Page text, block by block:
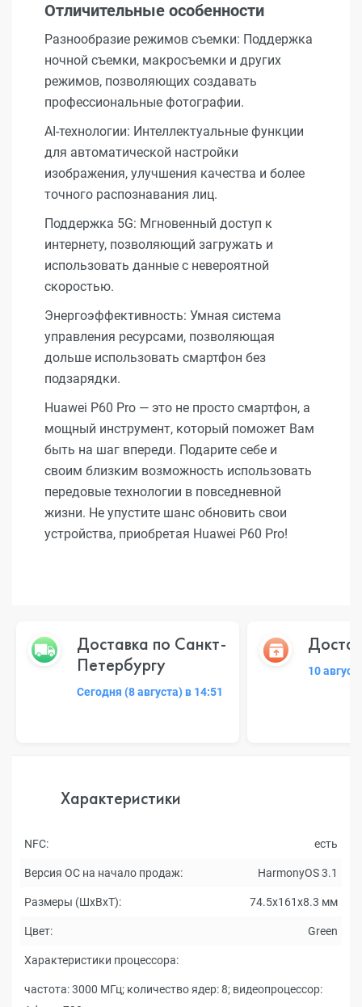
Отличительные особенности
Разнообразие режимов съемки: Поддержка
ночной съемки, макросъемки и других
режимов, позволяющих создавать
профессиональные фотографии.
AI-технологии: Интеллектуальные функции
для автоматической настройки
изображения, улучшения качества и более
точного распознавания лиц.
Поддержка 5G: Мгновенный доступ к
интернету, позволяющий загружать и
использовать данные с невероятной
скоростью.
Энергоэффективность: Умная система
управления ресурсами, позволяющая
дольше использовать смартфон без
подзарядки.
Huawei P60 Pro — это не просто смартфон, а
мощный инструмент, который поможет Вам
быть на шаг впереди. Подарите себе и
своим близким возможность использовать
передовые технологии в повседневной
жизни. Не упустите шанс обновить свои
устройства, приобретая Huawei P60 Pro!
Доставка по Санкт-
Петербургу
Сегодня (8 августа) в 14:51
10
Характеристики
NFC: есть
Версия ОС на начало продаж: HarmonyOS 3.1
Размеры (ШxВxТ): 74.5x161x8.3 мм
Цвет: Green
Характеристики процессора:
частота: 3000 МГц; количество ядер: 8; видеопроцессор: